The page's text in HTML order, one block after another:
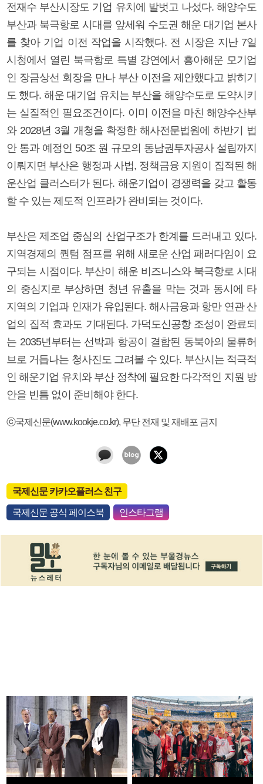
전재수 부산시장도 기업 유치에 발벗고 나섰다. 해양수도
부산과 북극항로 시대를 앞세워 수도권 해운 대기업 본사
를 찾아 기업 이전 작업을 시작했다. 전 시장은 지난 7일
시청에서 열린 북극항로 특별 강연에서 흥아해운 모기업
인 장금상선 회장을 만나 부산 이전을 제안했다고 밝히기
도 했다. 해운 대기업 유치는 부산을 해양수도로 도약시키
는 실질적인 필요조건이다. 이미 이전을 마친 해양수산부
와 2028년 3월 개청을 확정한 해사전문법원에 하반기 법
안 통과 예정인 50조 원 규모의 동남권투자공사 설립까지
이뤄지면 부산은 행정과 사법, 정책금융 지원이 집적된 해
운산업 클러스터가 된다. 해운기업이 경쟁력을 갖고 활동
할 수 있는 제도적 인프라가 완비되는 것이다.
부산은 제조업 중심의 산업구조가 한계를 드러내고 있다.
지역경제의 퀀텀 점프를 위해 새로운 산업 패러다임이 요
구되는 시점이다. 부산이 해운 비즈니스와 북극항로 시대
의 중심지로 부상하면 청년 유출을 막는 것과 동시에 타
지역의 기업과 인재가 유입된다. 해사금융과 항만 연관 산
업의 집적 효과도 기대된다. 가덕도신공항 조성이 완료되
는 2035년부터는 선박과 항공이 결합된 동북아의 물류허
브로 거듭나는 청사진도 그려볼 수 있다. 부산시는 적극적
인 해운기업 유치와 부산 정착에 필요한 다각적인 지원 방
안을 빈틈 없이 준비해야 한다.
ⓒ국제신문(www.kookje.co.kr), 무단 전재 및 재배포 금지
국제신문 카카오플러스 친구
국제신문 공식 페이스북 인스타그램